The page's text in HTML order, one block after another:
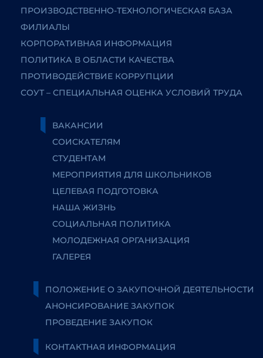
ПРОИЗВОДСТВЕННО-ТЕХНОЛОГИЧЕСКАЯ БАЗА
ФИЛИАЛЫ
КОРПОРАТИВНАЯ ИНФОРМАЦИЯ
ПОЛИТИКА В ОБЛАСТИ КАЧЕСТВА
ПРОТИВОДЕЙСТВИЕ КОРРУПЦИИ
СОУТ – СПЕЦИАЛЬНАЯ ОЦЕНКА УСЛОВИЙ ТРУДА
ВАКАНСИИ
СОИСКАТЕЛЯМ
СТУДЕНТАМ
МЕРОПРИЯТИЯ ДЛЯ ШКОЛЬНИКОВ
ЦЕЛЕВАЯ ПОДГОТОВКА
НАША ЖИЗНЬ
СОЦИАЛЬНАЯ ПОЛИТИКА
МОЛОДЕЖНАЯ ОРГАНИЗАЦИЯ
ГАЛЕРЕЯ
ПОЛОЖЕНИЕ О ЗАКУПОЧНОЙ ДЕЯТЕЛЬНОСТИ
АНОНСИРОВАНИЕ ЗАКУПОК
ПРОВЕДЕНИЕ ЗАКУПОК
КОНТАКТНАЯ ИНФОРМАЦИЯ